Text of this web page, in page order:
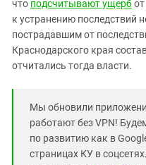
что подсчитывают ущерб
к устранению
пострадавшим от
Краснодарского края
отчитались тогда власти.
Мы обновили
работают без VPN!
по развитию как в
страницах КУ в